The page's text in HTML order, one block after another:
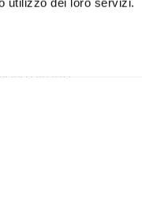
diretta.